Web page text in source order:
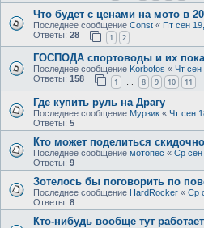
Что будет с ценами на мото в
Последнее сообщение Const « Пт сен
Ответы: 28 1 2
ГОСПОДА спортоводы и их
Последнее сообщение Korbofos « Чт сен
Ответы: 158 1 … 8 9 10 11
Где купить руль на Драгу
Последнее сообщение Мурзик « Чт сен
Ответы: 5
Кто может поделиться
Последнее сообщение мотопёс « Ср сен
Ответы: 9
Зотелось бы поговорить по
Последнее сообщение HardRocker « Ср
Ответы: 8
Кто-нибудь вообще тут